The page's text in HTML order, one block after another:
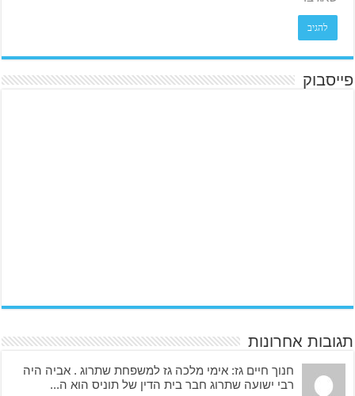
פייסבוק
תגובות אחרונות
חנוך חיים גז: אימי מלכה גז למשפחת שתרוג . אביה היה
רבי ישועה שתרוג חבר בית הדין של תוניס הוא ה...